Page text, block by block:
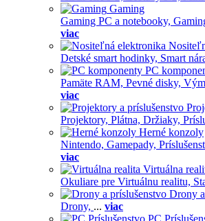
Gaming
Gaming PC a notebooky,
viac
Detské smart hodinky, Smart
PC
Pamäte RAM, Pevné disky,
viac
Projektory, Plátna, Držiaky,
Herné konzoly
Nintendo, Gamepady,
viac
Virtuálna
Okuliare pre Virtuálnu realitu,
Drony
Drony, ... viac
PC